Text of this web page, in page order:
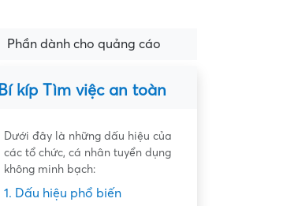
Phần dành cho quảng cáo
Bí kíp Tìm việc an toàn
Dưới đây là những dấu hiệu của
các tổ chức, cá nhân tuyển dụng
không minh bạch:
1. Dấu hiệu phổ biến